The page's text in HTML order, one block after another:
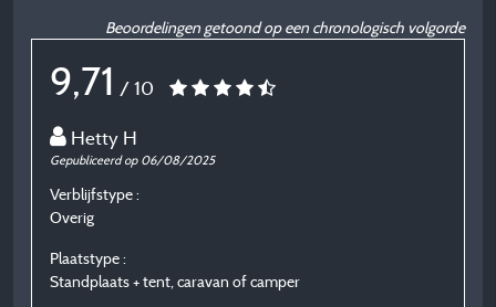
Beoordelingen getoond op een chronologisch volgorde
9,71 / 10
Hetty H
Gepubliceerd op 06/08/2025
Verblijfstype :
Overig
Plaatstype :
Standplaats + tent, caravan of camper